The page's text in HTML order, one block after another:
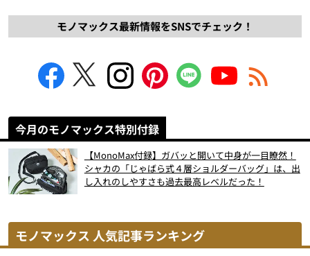
モノマックス最新情報をSNSでチェック！
今月のモノマックス特別付録
【MonoMax付録】ガバッと開いて中身が一目瞭然！
シャカの「じゃばら式４層ショルダーバッグ」は、出
し入れのしやすさも過去最高レベルだった！
モノマックス 人気記事ランキング